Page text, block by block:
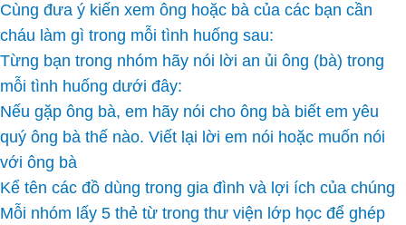
Cùng đưa ý kiến xem ông hoặc bà của các bạn cần
cháu làm gì trong mỗi tình huống sau:
Từng bạn trong nhóm hãy nói lời an ủi ông (bà) trong
mỗi tình huống dưới đây:
Nếu gặp ông bà, em hãy nói cho ông bà biết em yêu
quý ông bà thế nào. Viết lại lời em nói hoặc muốn nói
với ông bà
Kể tên các đồ dùng trong gia đình và lợi ích của chúng
Mỗi nhóm lấy 5 thẻ từ trong thư viện lớp học để ghép